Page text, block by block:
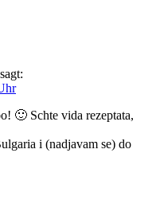
sagt:
🙂 Schte vida rezeptata,
i (nadjavam se) do